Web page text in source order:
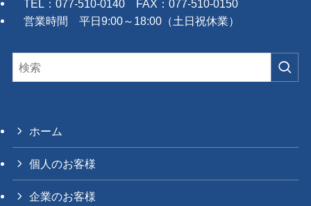
TEL：077-510-0140 FAX：077-510-0150
営業時間 平日9:00～18:00（土日祝休業）
ホーム
個人のお客様
企業のお客様